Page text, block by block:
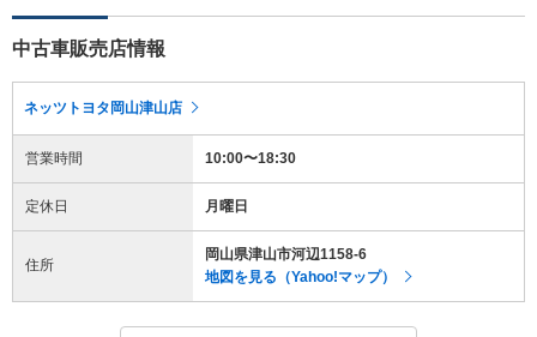
中古車販売店情報
ネッツトヨタ岡山津山店
営業時間 10:00〜18:30
定休日 月曜日
住所
岡山県津山市河辺1158-6
地図を見る（Yahoo!マップ）